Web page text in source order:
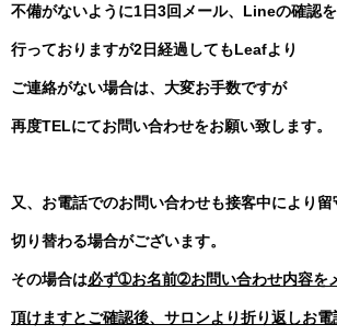
不備がないように1日3回メール、Lineの確認を
行っておりますが2日経過してもLeafより
ご連絡がない場合は、大変お手数ですが
再度TELにてお問い合わせをお願い致します。
又、お電話でのお問い合わせも接客中により留
切り替わる場合がございます。
その場合は必ず➀お名前➁お問い合わせ内容を
頂けますとご確認後、 サロンより折り返しお電